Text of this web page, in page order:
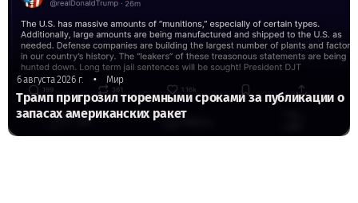
6 августа 2026 г. • Мир
Трамп пригрозил тюремными сроками за публикации о
запасах американских ракет